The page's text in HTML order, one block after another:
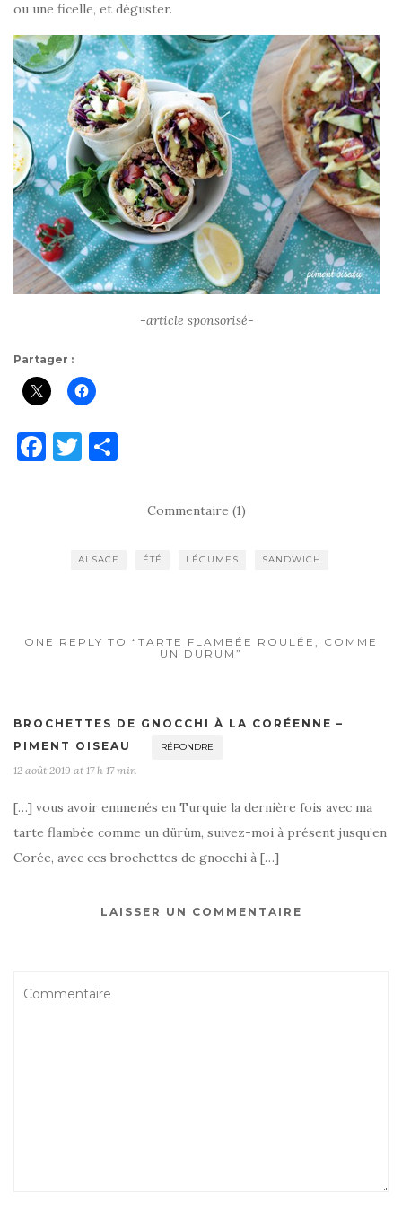
ou une ficelle, et déguster.
-article sponsorisé-
Partager :
F
k
T
r er
Commentaire (1)
ALSACE ÉTÉ LÉGUMES SANDWICH
ONE REPLY TO “TARTE FLAMBÉE ROULÉE, COMME
UN DÜRÜM”
BROCHETTES DE GNOCCHI À LA CORÉENNE –
PIMENT OISEAU
RÉPONDRE
12 août 2019 at 17 h 17 min
[…] vous avoir emmenés en Turquie la dernière fois avec ma
tarte flambée comme un dürüm, suivez-moi à présent jusqu’en
Corée, avec ces brochettes de gnocchi à […]
LAISSER UN COMMENTAIRE